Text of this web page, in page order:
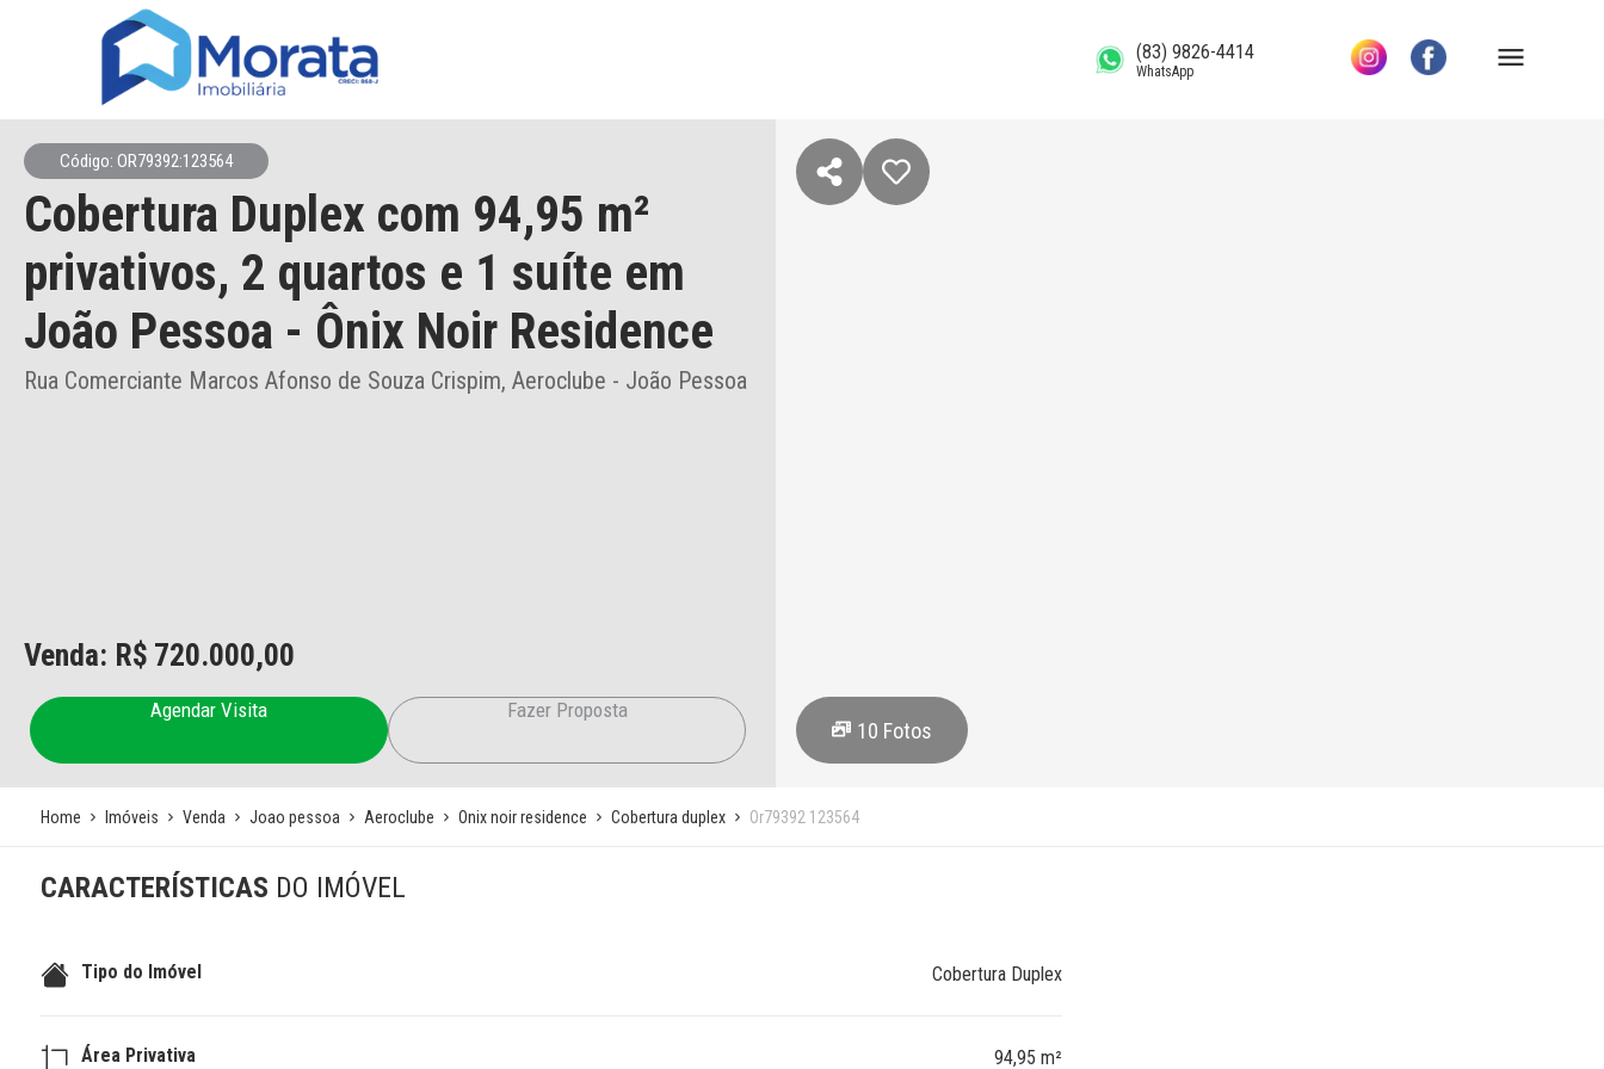
(83) 9826-4414
WhatsApp
Código: OR79392:123564
Cobertura Duplex com 94,95 m²
privativos, 2 quartos e 1 suíte em
João Pessoa - Ônix Noir Residence
Rua Comerciante Marcos Afonso de Souza Crispim, Aeroclube - João Pessoa
Venda: R$ 720.000,00
Agendar Visita Fazer Proposta
10 Fotos
Home Imóveis Venda Joao pessoa Aeroclube Onix noir residence Cobertura duplex Or79392 123564
CARACTERÍSTICAS DO IMÓVEL
Tipo do Imóvel Cobertura Duplex
Área Privativa 94,95 m²